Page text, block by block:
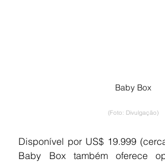
Baby Box
(Foto: Divulgação)
Disponível por US$ 19.999
Baby Box também oferece